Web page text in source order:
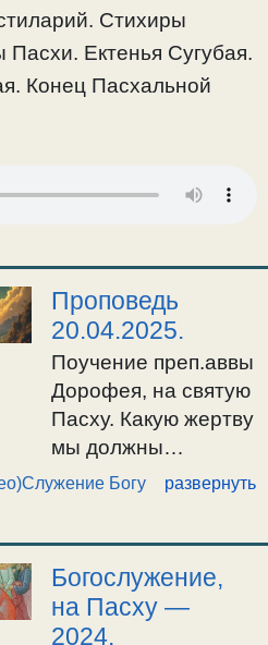
добродетели. Как
правильно понимать
слова: Кому Церковь
не мать, тому Бог не
изречений Святых и
применении буквы
закона, — канонов,
правил, — и духе
закона.
Фарисейское
понятие о
христианстве.
Христианство — это
не умовое знание.
дух, — о его
оттенках и
свойствах в душе. О
признаках истинной
Стихиры
Ектенья Сугубая.
Конец Пасхальной
Проповедь
20.04.2025.
Поучение преп.аввы
Дорофея, на святую
Пасху. Какую жертву
мы должны
приносить Богу? О
Светлое Христово
Воскресение. /
Служение Богу развернуть
Богослужение,
на Пасху —
2024.